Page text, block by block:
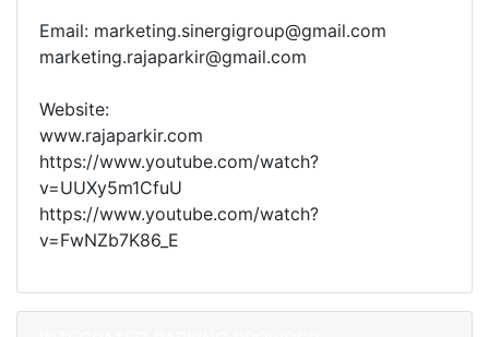
Email: marketing.sinergigroup@gmail.com
marketing.rajaparkir@gmail.com
Website:
www.rajaparkir.com
https://www.youtube.com/watch?
v=UUXy5m1CfuU
https://www.youtube.com/watch?
v=FwNZb7K86_E